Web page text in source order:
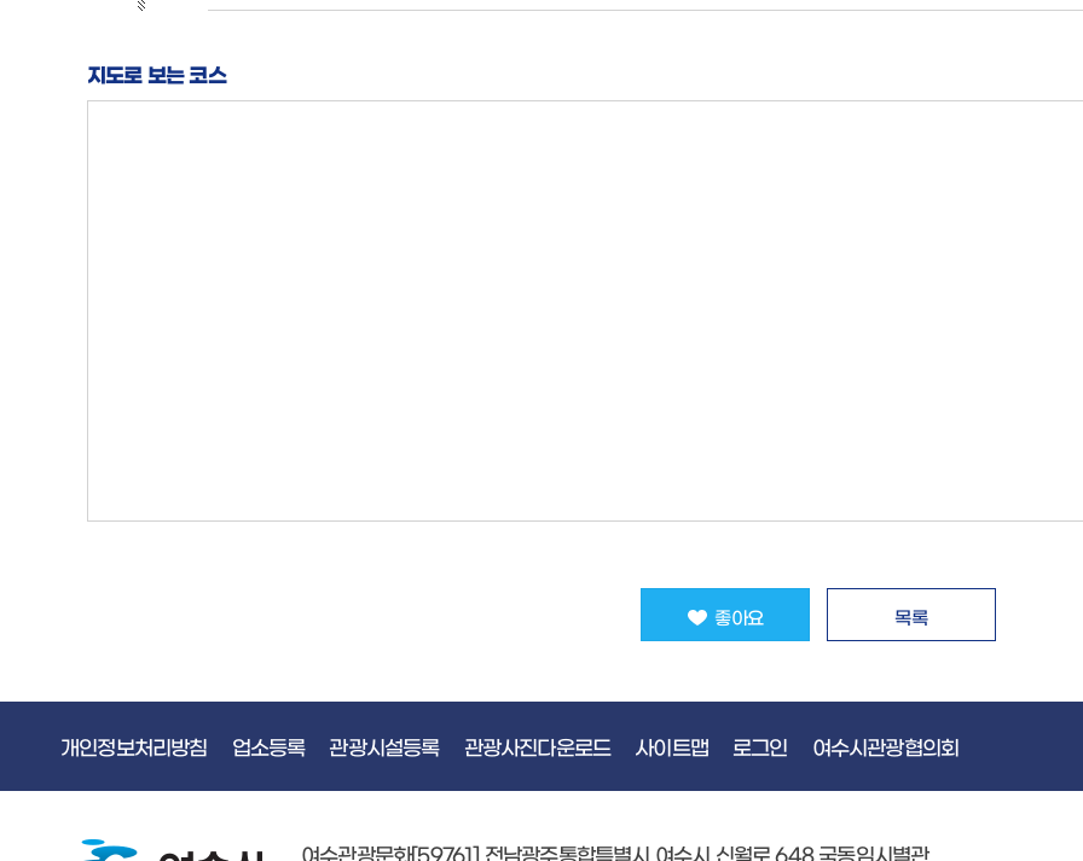
지도로 보는 코스
좋아요 목록
개인정보처리방침 업소등록 관광시설등록 관광사진다운로드 사이트맵 로그인 여수시관광협의회
여수관광문화[59761] 전남광주통합특별시 여수시 신월로 648 국동임시별관